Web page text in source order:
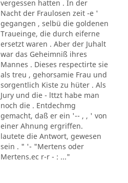
vergessen hatten . In der
Nacht der Fraulosen zeit -e '
gegangen , selbü die goldenen
Traueinge, die durch eiferne
ersetzt waren . Aber der Juhalt
war das Geheimniß ihres
Mannes . Dieses respectirte sie
als treu , gehorsamie Frau und
sorgentlich Kiste zu hüter . Als
Jury und die - lttzt habe man
noch die . Entdechmg
gemacht, daß er ein '-- , , ' von
einer Ahnung ergriffen.
lautete die Antwort, gewesen
sein . " '- "Mertens oder
Mertens.ec r-r - : ..."